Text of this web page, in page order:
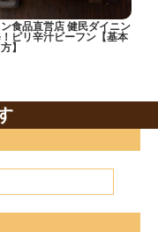
食品直営店 健民ダイニン
ピリ辛汁ビーフン【基本
】